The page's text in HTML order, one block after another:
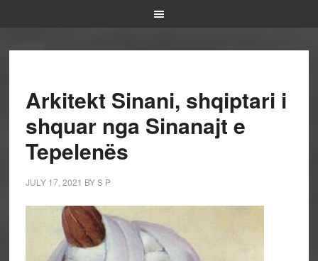
Arkitekt Sinani, shqiptari i
shquar nga Sinanajt e
Tepelenës
JULY 17, 2021 BYS P